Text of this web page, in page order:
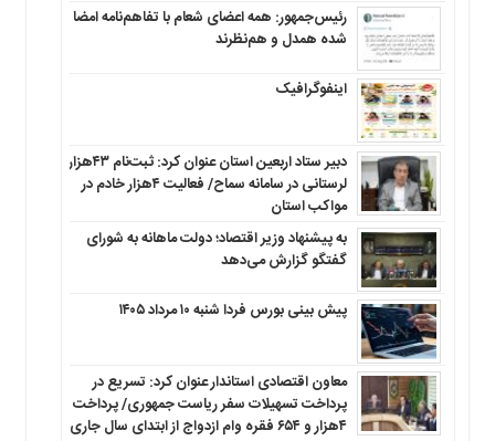
رئیس‌جمهور: همه اعضای شعام با تفاهم‌نامه امضا
شده همدل و هم‌نظرند
اینفوگرافیک
دبیر ستاد اربعین استان عنوان کرد: ثبت‌نام ۴۳هزار
لرستانی در سامانه سماح/ فعالیت ۴هزار خادم در
مواکب استان
به پیشنهاد وزیر اقتصاد؛ دولت ماهانه به شورای
گفتگو گزارش می‌دهد
پیش بینی بورس فردا شنبه ۱۰ مرداد ۱۴۰۵
معاون اقتصادی استاندار عنوان کرد: تسریع در
پرداخت تسهیلات سفر ریاست جمهوری/ پرداخت
۴هزار و ۶۵۴ فقره وام ازدواج از ابتدای سال جاری